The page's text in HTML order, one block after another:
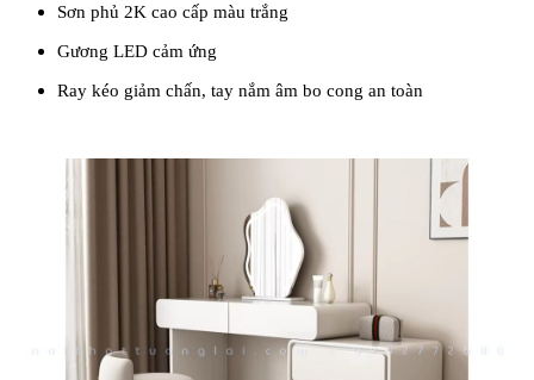
Sơn phủ 2K cao cấp màu trắng
Gương LED cảm ứng
Ray kéo giảm chấn, tay nắm âm bo cong an toàn